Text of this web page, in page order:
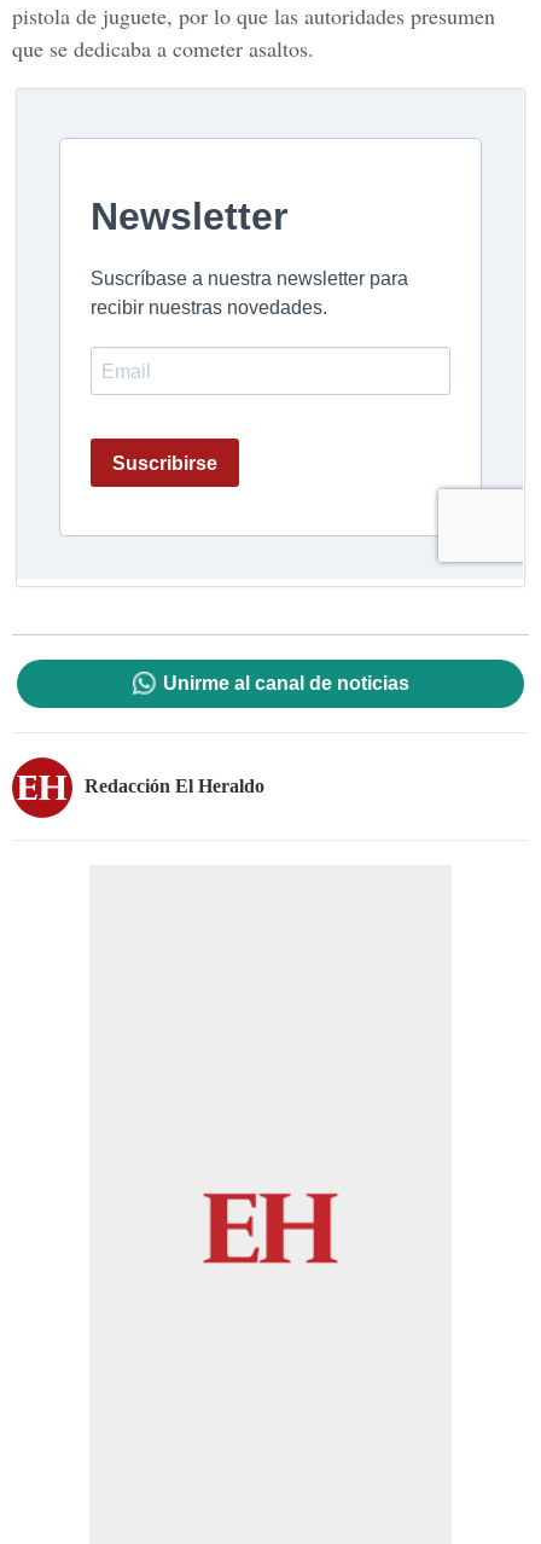
pistola de juguete, por lo que las autoridades presumen
que se dedicaba a cometer asaltos.
Unirme al canal de noticias
Redacción El Heraldo